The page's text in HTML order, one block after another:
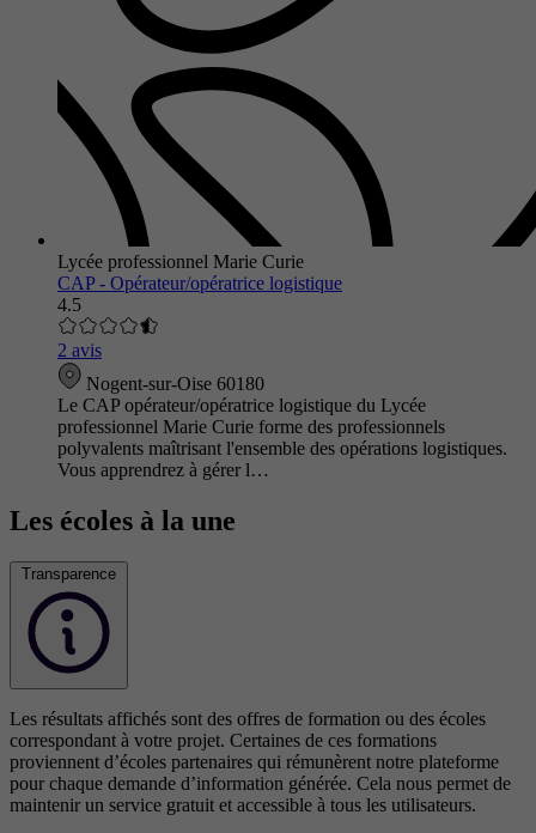
Lycée professionnel Marie Curie
CAP - Opérateur/opératrice logistique
4.5
2 avis
Nogent-sur-Oise 60180
Le CAP opérateur/opératrice logistique du Lycée
professionnel Marie Curie forme des professionnels
polyvalents maîtrisant l'ensemble des opérations logistiques.
Vous apprendrez à gérer l…
Les écoles à la une
Transparence
Les résultats affichés sont des offres de formation ou des écoles
correspondant à votre projet. Certaines de ces formations
proviennent d’écoles partenaires qui rémunèrent notre plateforme
pour chaque demande d’information générée. Cela nous permet de
maintenir un service gratuit et accessible à tous les utilisateurs.